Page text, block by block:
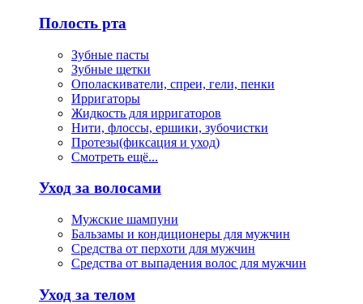
Полость рта
Зубные пасты
Зубные щетки
Ополаскиватели, спреи, гели, пенки
Ирригаторы
Жидкость для ирригаторов
Нити, флосcы, ершики, зубочистки
Протезы(фиксация и уход)
Смотреть ещё...
Уход за волосами
Мужские шампуни
Бальзамы и кондиционеры для мужчин
Средства от перхоти для мужчин
Средства от выпадения волос для мужчин
Уход за телом